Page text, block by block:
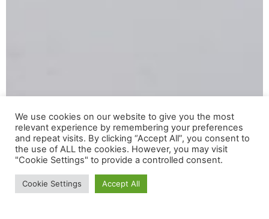
We use cookies on our website to give you the most
relevant experience by remembering your preferences
and repeat visits. By clicking “Accept All”, you consent to
the use of ALL the cookies. However, you may visit
"Cookie Settings" to provide a controlled consent.
Cookie Settings Accept All